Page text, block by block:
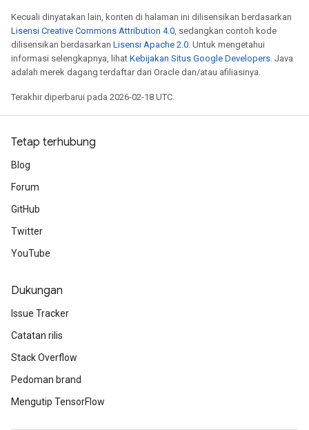
Kecuali dinyatakan lain, konten di halaman ini dilisensikan berdasarkan
Lisensi Creative Commons Attribution 4.0, sedangkan contoh kode
dilisensikan berdasarkan Lisensi Apache 2.0. Untuk mengetahui
informasi selengkapnya, lihat Kebijakan Situs Google Developers. Java
adalah merek dagang terdaftar dari Oracle dan/atau afiliasinya.
Terakhir diperbarui pada 2026-02-18 UTC.
Tetap terhubung
Blog
Forum
GitHub
Twitter
YouTube
Dukungan
Issue Tracker
Catatan rilis
Stack Overflow
Pedoman brand
Mengutip TensorFlow